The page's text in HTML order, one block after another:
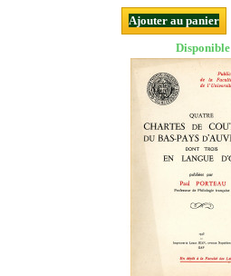
Ajouter au panier
Disponible